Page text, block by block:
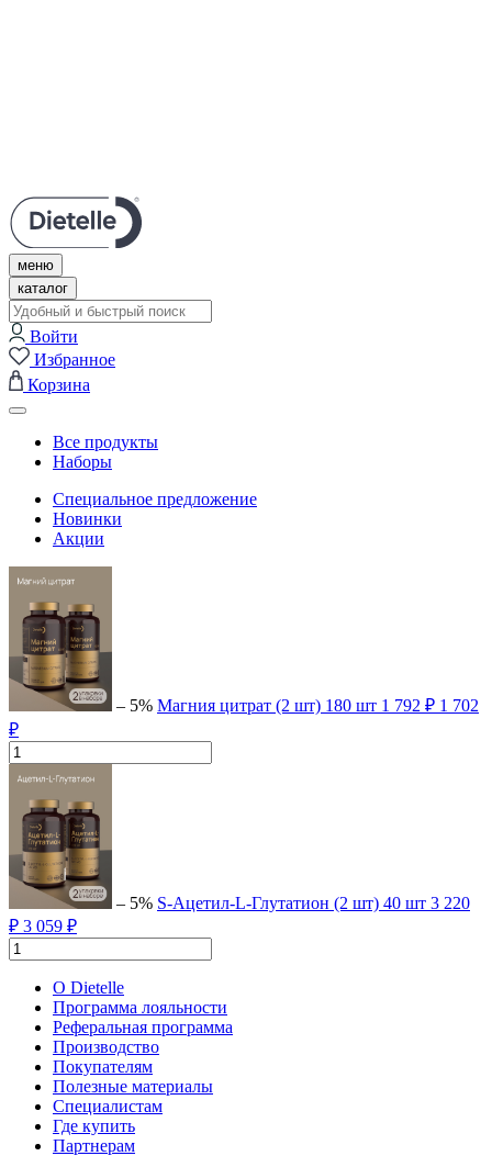
меню
каталог
Войти
Избранное
Корзина
Все продукты
Наборы
Специальное предложение
Новинки
Акции
– 5% Магния цитрат (2 шт) 180 шт 1 792 ₽ 1 702
₽
– 5% S-Ацетил-L-Глутатион (2 шт) 40 шт 3 220
₽ 3 059 ₽
О Dietelle
Программа лояльности
Реферальная программа
Производство
Покупателям
Полезные материалы
Специалистам
Где купить
Партнерам